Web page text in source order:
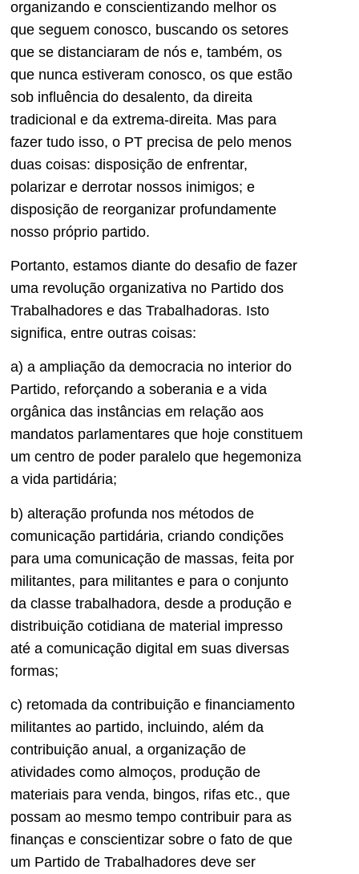
organizando e conscientizando melhor os
que seguem conosco, buscando os setores
que se distanciaram de nós e, também, os
que nunca estiveram conosco, os que estão
sob influência do desalento, da direita
tradicional e da extrema-direita. Mas para
fazer tudo isso, o PT precisa de pelo menos
duas coisas: disposição de enfrentar,
polarizar e derrotar nossos inimigos; e
disposição de reorganizar profundamente
nosso próprio partido.
Portanto, estamos diante do desafio de fazer
uma revolução organizativa no Partido dos
Trabalhadores e das Trabalhadoras. Isto
significa, entre outras coisas:
a) a ampliação da democracia no interior do
Partido, reforçando a soberania e a vida
orgânica das instâncias em relação aos
mandatos parlamentares que hoje constituem
um centro de poder paralelo que hegemoniza
a vida partidária;
b) alteração profunda nos métodos de
comunicação partidária, criando condições
para uma comunicação de massas, feita por
militantes, para militantes e para o conjunto
da classe trabalhadora, desde a produção e
distribuição cotidiana de material impresso
até a comunicação digital em suas diversas
formas;
c) retomada da contribuição e financiamento
militantes ao partido, incluindo, além da
contribuição anual, a organização de
atividades como almoços, produção de
materiais para venda, bingos, rifas etc., que
possam ao mesmo tempo contribuir para as
finanças e conscientizar sobre o fato de que
um Partido de Trabalhadores deve ser